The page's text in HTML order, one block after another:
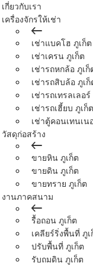
เกี่ยวกับเรา
เครื่องจักรให้เช่า
เช่าแบคโฮ ภูเก็ต
เช่าเครน ภูเก็ต
เช่ารถหกล้อ ภูเก็
เช่ารถสิบล้อ ภูเ
เช่ารถเทรลเลอ
เช่ารถเฮี้ยบ ภูเก็ต
เช่าตู้คอนเทนเน
วัสดุก่อสร้าง
ขายหิน ภูเก็ต
ขายดิน ภูเก็ต
ขายทราย ภูเก็ต
งานภาคสนาม
รื้อถอน ภูเก็ต
เคลียร์ริ่งพื้นที่ ภู
ปรับพื้นที่ ภูเก็ต
รับถมดิน ภูเก็ต